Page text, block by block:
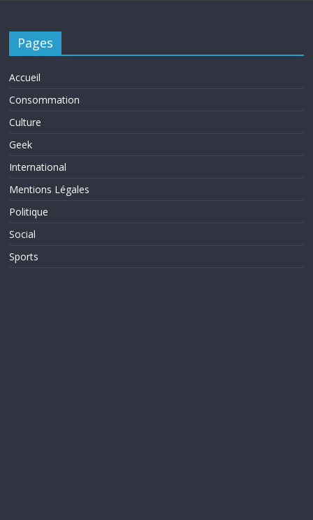
Pages
Accueil
Consommation
Culture
Geek
International
Mentions Légales
Politique
Social
Sports